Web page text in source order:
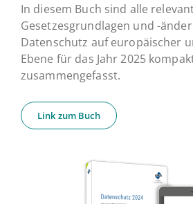
In diesem Buch sind alle
Gesetzesgrundlagen und -
Datenschutz auf europäischer
Ebene für das Jahr 2025
zusammengefasst.
Link zum Buch